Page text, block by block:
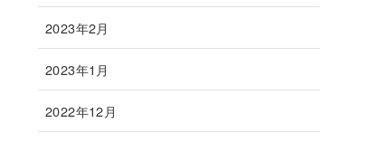
2023年2月
2023年1月
2022年12月